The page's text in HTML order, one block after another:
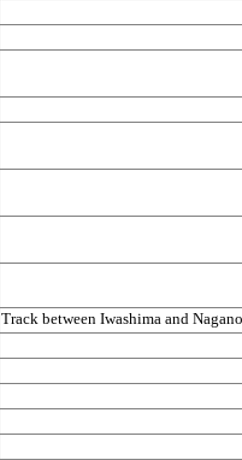
Track between Iwashima and